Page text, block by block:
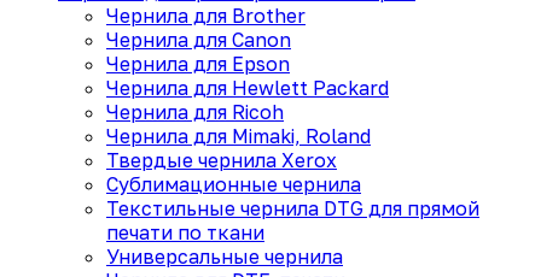
Чернила для Brother
Чернила для Canon
Чернила для Epson
Чернила для Hewlett Packard
Чернила для Ricoh
Чернила для Mimaki, Roland
Твердые чернила Xerox
Сублимационные чернила
Текстильные чернила DTG для прямой
печати по ткани
Универсальные чернила